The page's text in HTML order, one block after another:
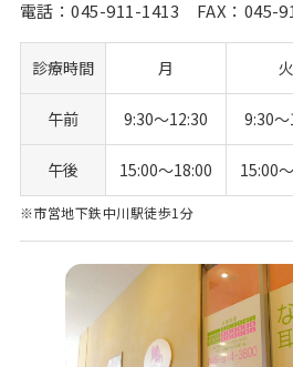
電話：045-911-1413 FAX：045-
診療時間 月 火
午前 9:30〜12:30 9:30
午後 15:00〜18:00 15:00
※市営地下鉄中川駅徒歩1分